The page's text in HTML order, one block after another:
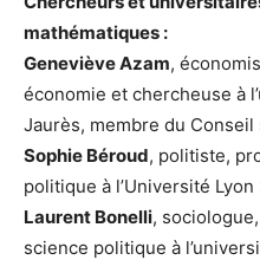
mathématiques :
Geneviève Azam,
économie et chercheuse à
Jaurès, membre du Conseil
Sophie Béroud, politiste,
politique à l’Université Lyon
Laurent Bonelli,
science politique à